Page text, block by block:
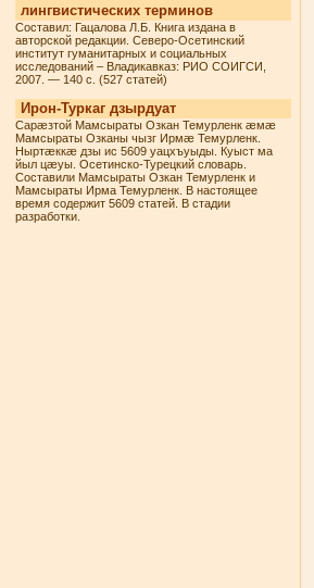
лингвистических терминов
Составил: Гацалова Л.Б. Книга издана в
авторской редакции. Северо-Осетинский
институт гуманитарных и социальных
исследований – Владикавказ: РИО СОИГСИ,
2007. — 140 с. (527 статей)
Ирон-Туркаг дзырдуат
Сарæзтой Мамсыраты Озкан Темурленк æмæ
Мамсыраты Озканы чызг Ирмæ Темурленк.
Ныртæккæ дзы ис 5609 уацхъуыды. Куыст ма
йыл цæуы. Осетинско-Турецкий словарь.
Составили Мамсыраты Озкан Темурленк и
Мамсыраты Ирма Темурленк. В настоящее
время содержит 5609 статей. В стадии
разработки.